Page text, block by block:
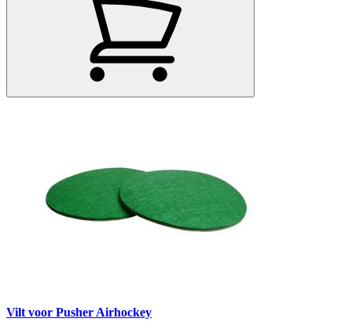
Vilt voor Pusher Airhockey